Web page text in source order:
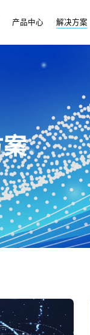
产品中心 解决方案